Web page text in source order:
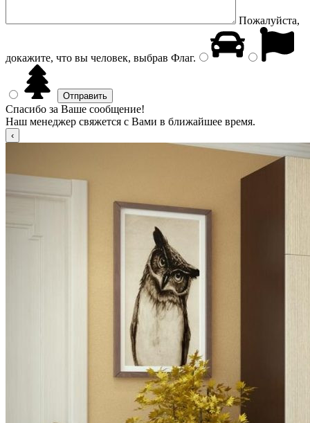
Пожалуйста,
докажите, что вы человек, выбрав Флаг.
Спасибо за Ваше сообщение!
Наш менеджер свяжется с Вами в ближайшее время.